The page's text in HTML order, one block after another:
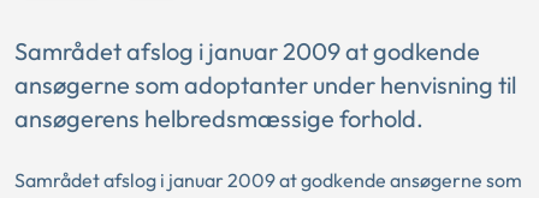
Samrådet afslog i januar 2009 at godkende
ansøgerne som adoptanter under henvisning til
ansøgerens helbredsmæssige forhold.
Samrådet afslog i januar 2009 at godkende ansøgerne som